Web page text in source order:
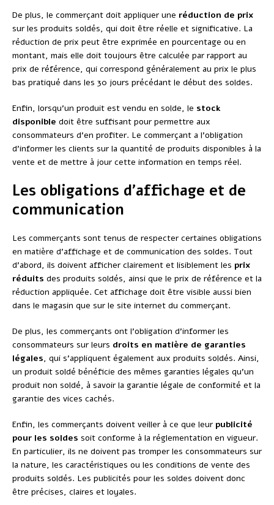
De plus, le commerçant doit appliquer une réduction de prix
sur les produits soldés, qui doit être réelle et significative. La
réduction de prix peut être exprimée en pourcentage ou en
montant, mais elle doit toujours être calculée par rapport au
prix de référence, qui correspond généralement au prix le plus
bas pratiqué dans les 30 jours précédant le début des soldes.
Enfin, lorsqu’un produit est vendu en solde, le stock
disponible doit être suffisant pour permettre aux
consommateurs d’en profiter. Le commerçant a l’obligation
d’informer les clients sur la quantité de produits disponibles à la
vente et de mettre à jour cette information en temps réel.
Les obligations d’affichage et de
communication
Les commerçants sont tenus de respecter certaines obligations
en matière d’affichage et de communication des soldes. Tout
d’abord, ils doivent afficher clairement et lisiblement les prix
réduits des produits soldés, ainsi que le prix de référence et la
réduction appliquée. Cet affichage doit être visible aussi bien
dans le magasin que sur le site internet du commerçant.
De plus, les commerçants ont l’obligation d’informer les
consommateurs sur leurs droits en matière de garanties
légales, qui s’appliquent également aux produits soldés. Ainsi,
un produit soldé bénéficie des mêmes garanties légales qu’un
produit non soldé, à savoir la garantie légale de conformité et la
garantie des vices cachés.
Enfin, les commerçants doivent veiller à ce que leur publicité
pour les soldes soit conforme à la réglementation en vigueur.
En particulier, ils ne doivent pas tromper les consommateurs sur
la nature, les caractéristiques ou les conditions de vente des
produits soldés. Les publicités pour les soldes doivent donc
être précises, claires et loyales.